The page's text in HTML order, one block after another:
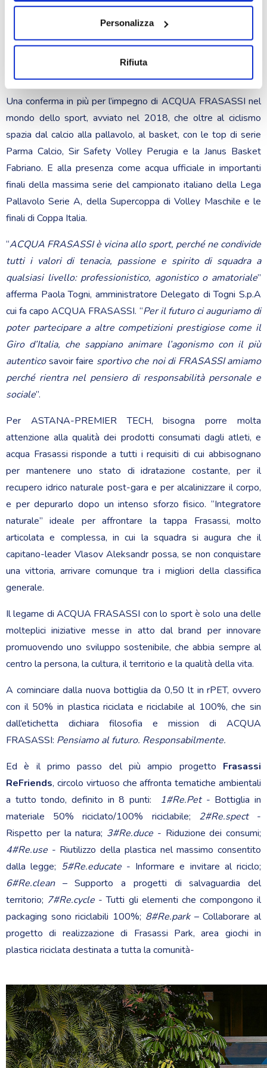
“seleziona” Invitiamo a leggere la nostra privacy policy e
Personalizza
Rifiuta
e scorre arricchendosi di preziosi minerali e micro elementi che
aiutano a mantenere sempre un corretto stato di idratazione:
un equilibrio adatto a tutti, dai più piccoli ai più grandi, a
maggior ragione quindi per gli sportivi, siano professionisti o
dilettanti.
Una conferma in più per l’impegno di ACQUA FRASASSI nel
mondo dello sport, avviato nel 2018, che oltre al ciclismo
spazia dal calcio alla pallavolo, al basket, con le top di serie
Parma Calcio, Sir Safety Volley Perugia e la Janus Basket
Fabriano. E alla presenza come acqua ufficiale in importanti
finali della massima serie del campionato italiano della Lega
Pallavolo Serie A, della Supercoppa di Volley Maschile e le
finali di Coppa Italia.
“ACQUA FRASASSI è vicina allo sport, perché ne condivide
tutti i valori di tenacia, passione e spirito di squadra a
qualsiasi livello: professionistico, agonistico o amatoriale”
afferma Paola Togni, amministratore Delegato di Togni S.p.A
cui fa capo ACQUA FRASASSI. “Per il futuro ci auguriamo di
poter partecipare a altre competizioni prestigiose come il
Giro d’Italia, che sappiano animare l’agonismo con il più
autenticosavoir faire sportivo che noi di FRASASSI amiamo
perché rientra nel pensiero di responsabilità personale e
sociale”.
Per ASTANA-PREMIER TECH, bisogna porre molta
attenzione alla qualità dei prodotti consumati dagli atleti, e
acqua Frasassi risponde a tutti i requisiti di cui abbisognano
per mantenere uno stato di idratazione costante, per il
recupero idrico naturale post-gara e per alcalinizzare il corpo,
e per depurarlo dopo un intenso sforzo fisico. “Integratore
naturale” ideale per affrontare la tappa Frasassi, molto
articolata e complessa, in cui la squadra si augura che il
capitano-leader Vlasov Aleksandr possa, se non conquistare
una vittoria, arrivare comunque tra i migliori della classifica
generale.
Il legame di ACQUA FRASASSI con lo sport è solo una delle
molteplici iniziative messe in atto dal brand per innovare
promuovendo uno sviluppo sostenibile, che abbia sempre al
centro la persona, la cultura, il territorio e la qualità della vita.
A cominciare dalla nuova bottiglia da 0,50 lt in rPET, ovvero
con il 50% in plastica riciclata e riciclabile al 100%, che sin
dall’etichetta dichiara filosofia e mission di ACQUA
FRASASSI: Pensiamo al futuro. Responsabilmente.
Ed è il primo passo del più ampio progetto Frasassi
ReFriends, circolo virtuoso che affronta tematiche ambientali
a tutto tondo, definito in 8 punti: 1#Re.Pet- Bottiglia in
materiale 50% riciclato/100% riciclabile; 2#Re.spect-
Rispetto per la natura; 3#Re.duce - Riduzione dei consumi;
4#Re.use - Riutilizzo della plastica nel massimo consentito
dalla legge; 5#Re.educate- Informare e invitare al riciclo;
6#Re.clean– Supporto a progetti di salvaguardia del
territorio; 7#Re.cycle - Tutti gli elementi che compongono il
packaging sono riciclabili 100%; 8#Re.park– Collaborare al
progetto di realizzazione di Frasassi Park, area giochi in
plastica riciclata destinata a tutta la comunità-